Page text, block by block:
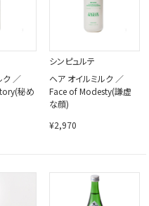
ク ／
秘め
シンピュルテ
ヘア オイルミルク ／
Face of Modesty(謙虚
な顔)
¥2,970